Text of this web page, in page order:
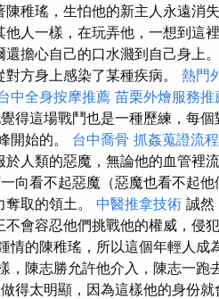
稚瑤，生怕他的新主人永遠消
人一樣，在玩弄他，一想到這
擔心自己的口水濺到自己身上
方身上感染了某種疾病。 熱門
中全身按摩推薦 苗栗外燴服務推
得這場戰鬥也是一種歷練，每
開始的。 台中喬骨 抓姦蒐證流程
人類的惡魔，無論他的血管裡
一向看不起惡魔（惡魔也看不起
取的領土。 中醫推拿技術 誠然
會容忍他們挑戰他的權威，侵
情的陳稚瑤，所以這個年輕人成
，陳志勝允許他介入，陳志一跑
得太明顯，因為這樣他的身份